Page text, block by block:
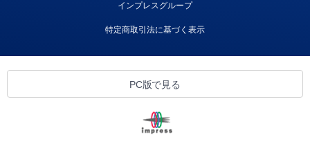
インプレスグループ
特定商取引法に基づく表示
PC版で見る